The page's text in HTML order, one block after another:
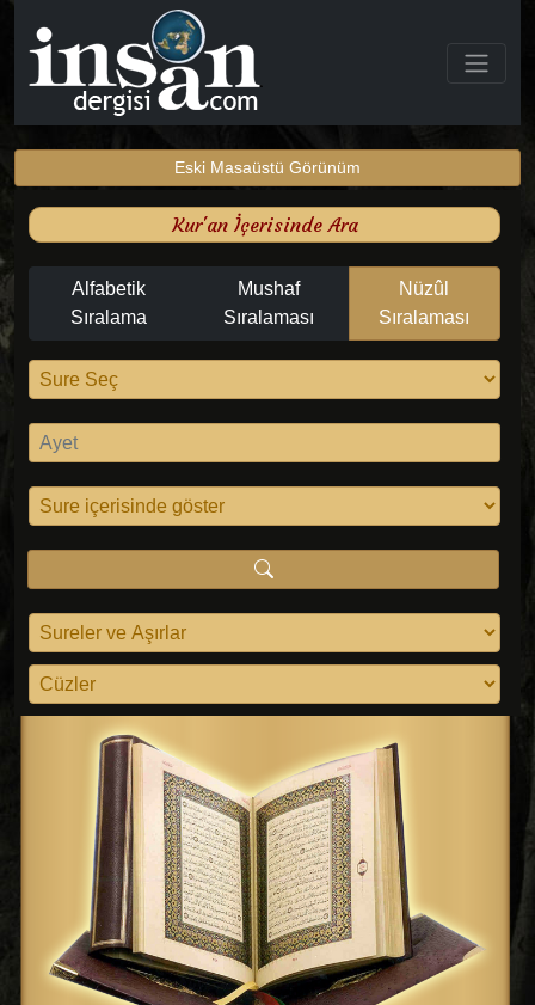
Eski Masaüstü Görünüm
Kur'an İçerisinde Ara
Alfabetik
Sıralama
Mushaf
Sıralaması
Nüzûl
Sıralaması